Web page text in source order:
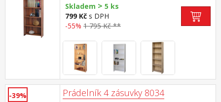
Skladem > 5 ks
799 Kč s DPH
-55% 1 795 Kč **
-39% Prádelník 4 zásuvky 8034